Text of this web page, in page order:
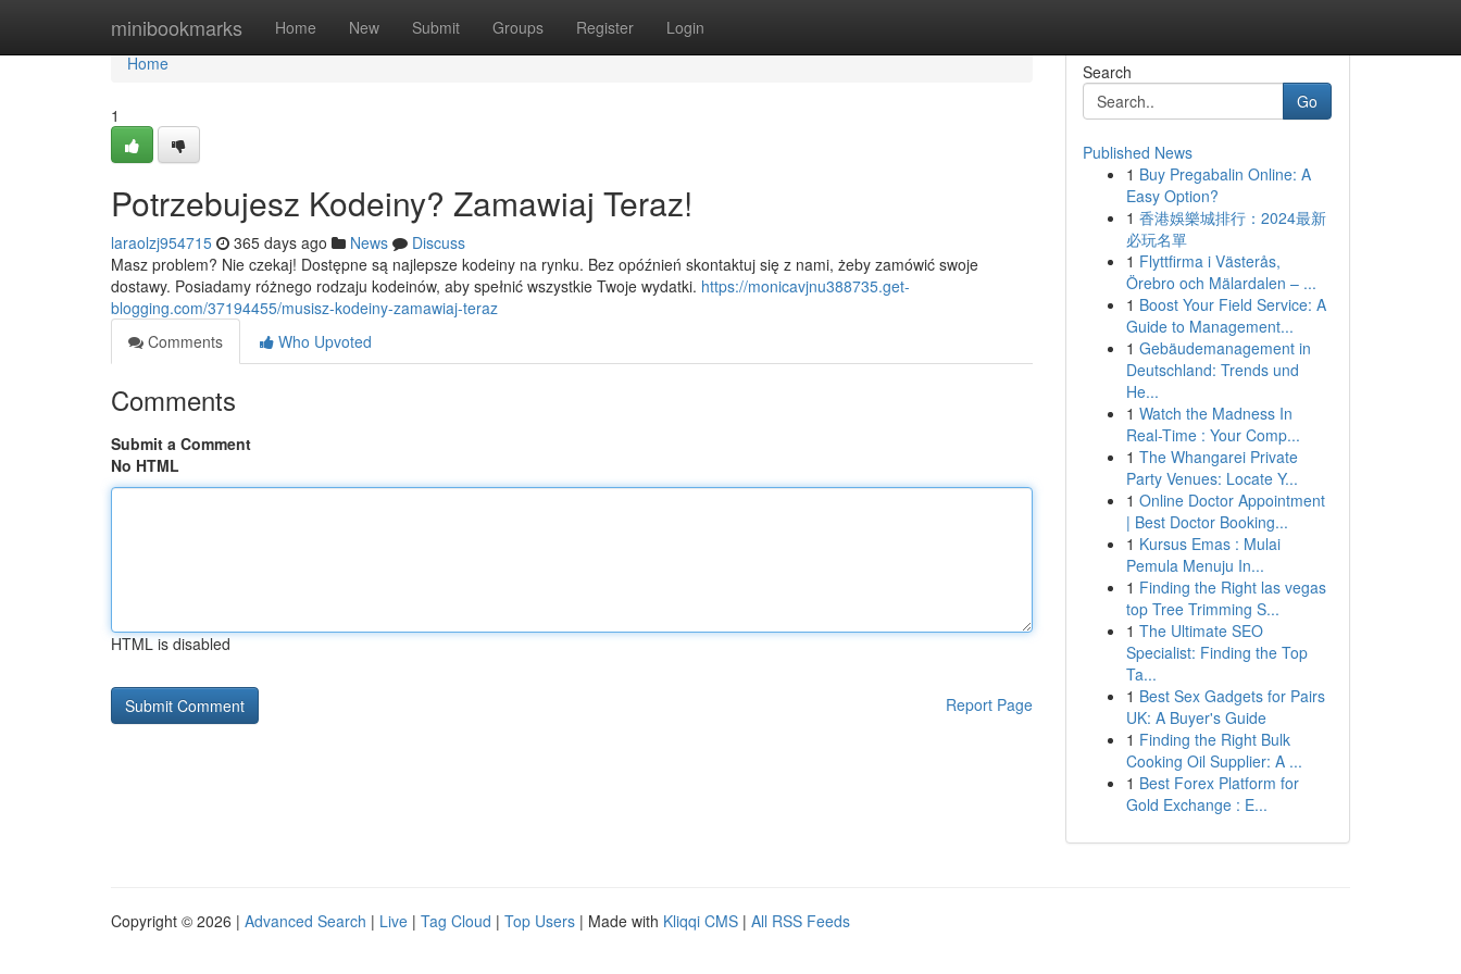
minibookmarks Home New Submit Groups Register Login
Home
Home
1
Potrzebujesz Kodeiny? Zamawiaj Teraz!
laraolzj954715 365 days ago News
Discuss
Masz problem? Nie czekaj! Dostępne są najlepsze kodeiny na rynku. Bez opóźnień skontaktuj się z nami, żeby zamówić swoje
dostawy. Posiadamy różnego rodzaju kodeinów, aby spełnić wszystkie Twoje wydatki. https://monicavjnu388735.get-
blogging.com/37194455/musisz-kodeiny-zamawiaj-teraz
Comments
Who Upvoted
Comments
Submit a Comment
No HTML
HTML is disabled
Report Page
Search
Go
Published News
1 Buy Pregabalin Online: A
Easy Option?
1 香港娛樂城排行：2024最新
必玩名單
1 Flyttfirma i Västerås,
Örebro och Mälardalen – ...
1 Boost Your Field Service: A
Guide to Management...
1 Gebäudemanagement in
Deutschland: Trends und
He...
1 Watch the Madness In
Real-Time : Your Comp...
1 The Whangarei Private
Party Venues: Locate Y...
1 Online Doctor Appointment
| Best Doctor Booking...
1 Kursus Emas : Mulai
Pemula Menuju In...
1 Finding the Right las vegas
top Tree Trimming S...
1 The Ultimate SEO
Specialist: Finding the Top
Ta...
1 Best Sex Gadgets for Pairs
UK: A Buyer's Guide
1 Finding the Right Bulk
Cooking Oil Supplier: A ...
1 Best Forex Platform for
Gold Exchange : E...
Copyright © 2026 | Advanced Search | Live | Tag Cloud | Top Users | Made with Kliqqi CMS | All RSS Feeds